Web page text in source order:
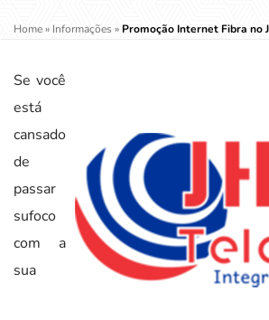
Home» Informações » Promoção Internet Fibra no
Se você
está
cansado
de
passar
sufoco
com a
sua